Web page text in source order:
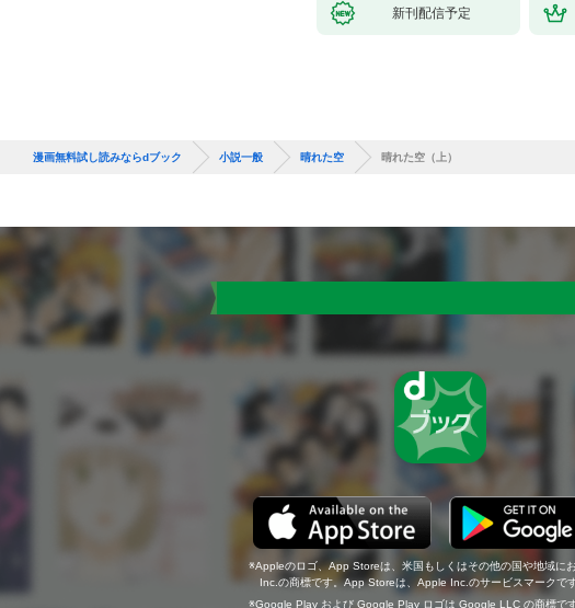
新刊配信予定
漫画無料試し読みならdブック 小説一般 晴れた空 晴れた空（上）
Appleのロゴ、App Storeは、米国もしくはその他の国や地域に
Inc.の商標です。App Storeは、Apple Inc.のサービスマークです
Google Play および Google Play ロゴは Google LLC の商標です